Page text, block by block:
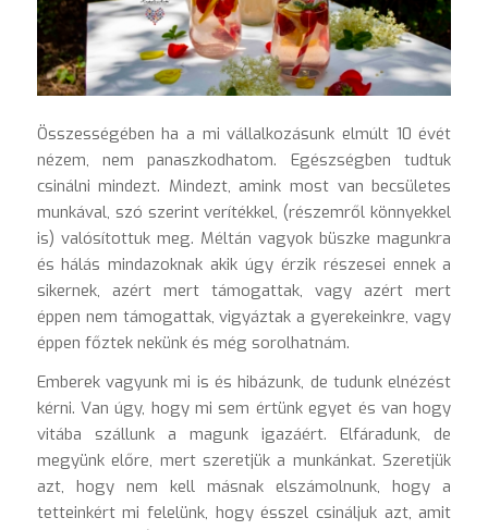
Összességében ha a mi vállalkozásunk elmúlt 10 évét
nézem, nem panaszkodhatom. Egészségben tudtuk
csinálni mindezt. Mindezt, amink most van becsületes
munkával, szó szerint verítékkel, (részemről könnyekkel
is) valósítottuk meg. Méltán vagyok büszke magunkra
és hálás mindazoknak akik úgy érzik részesei ennek a
sikernek, azért mert támogattak, vagy azért mert
éppen nem támogattak, vigyáztak a gyerekeinkre, vagy
éppen főztek nekünk és még sorolhatnám.
Emberek vagyunk mi is és hibázunk, de tudunk elnézést
kérni. Van úgy, hogy mi sem értünk egyet és van hogy
vitába szállunk a magunk igazáért. Elfáradunk, de
megyünk előre, mert szeretjük a munkánkat. Szeretjük
azt, hogy nem kell másnak elszámolnunk, hogy a
tetteinkért mi felelünk, hogy ésszel csináljuk azt, amit